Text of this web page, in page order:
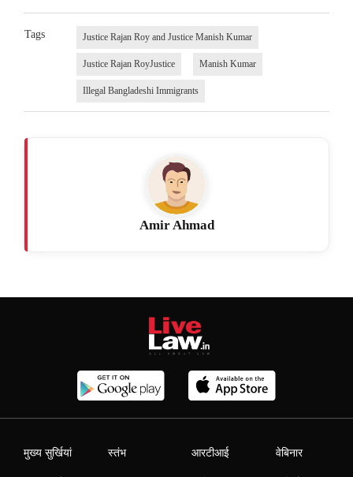
Tags Justice Rajan Roy and Justice Manish Kumar
Justice Rajan RoyJustice Manish Kumar
Illegal Bangladeshi Immigrants
Amir Ahmad
मुख्य सुर्खियां स्तंभ आरटीआई वेबिनार